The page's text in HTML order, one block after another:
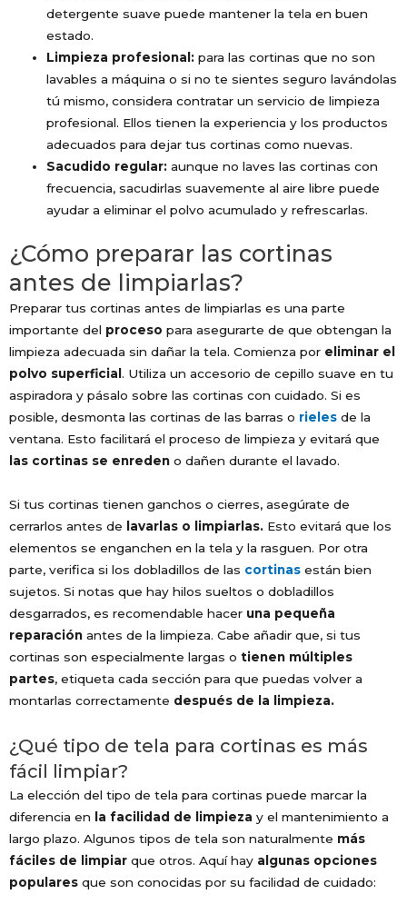
detergente suave puede mantener la tela en buen
estado.
Limpieza profesional: para las cortinas que no son
lavables a máquina o si no te sientes seguro lavándolas
tú mismo, considera contratar un servicio de limpieza
profesional. Ellos tienen la experiencia y los productos
adecuados para dejar tus cortinas como nuevas.
Sacudido regular: aunque no laves las cortinas con
frecuencia, sacudirlas suavemente al aire libre puede
ayudar a eliminar el polvo acumulado y refrescarlas.
¿Cómo preparar las cortinas
antes de limpiarlas?
Preparar tus cortinas antes de limpiarlas es una parte
importante del proceso para asegurarte de que obtengan la
limpieza adecuada sin dañar la tela. Comienza por eliminar el
polvo superficial . Utiliza un accesorio de cepillo suave en tu
aspiradora y pásalo sobre las cortinas con cuidado. Si es
posible, desmonta las cortinas de las barras o rieles de la
ventana. Esto facilitará el proceso de limpieza y evitará que
las cortinas se enreden o dañen durante el lavado.
Si tus cortinas tienen ganchos o cierres, asegúrate de
cerrarlos antes de
lavarlas o limpiarlas. Esto evitará que los
elementos se enganchen en la tela y la rasguen. Por otra
parte, verifica si los dobladillos de las cortinas están bien
sujetos. Si notas que hay hilos sueltos o dobladillos
desgarrados, es recomendable hacer una pequeña
reparación antes de la limpieza. Cabe añadir que, si tus
cortinas son especialmente largas o tienen múltiples
partes, etiqueta cada sección para que puedas volver a
montarlas correctamente después de la limpieza.
¿Qué tipo de tela para cortinas es más
fácil limpiar?
La elección del tipo de tela para cortinas puede marcar la
diferencia en
la facilidad de limpieza y el mantenimiento a
largo plazo. Algunos tipos de tela son naturalmente más
fáciles de limpiar que otros. Aquí hay algunas opciones
populares que son conocidas por su facilidad de cuidado: